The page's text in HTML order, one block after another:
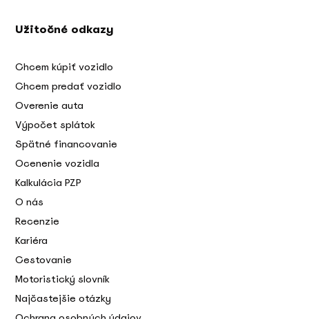
Užitočné odkazy
Chcem kúpiť vozidlo
Chcem predať vozidlo
Overenie auta
Výpočet splátok
Spätné financovanie
Ocenenie vozidla
Kalkulácia PZP
O nás
Recenzie
Kariéra
Cestovanie
Motoristický slovník
Najčastejšie otázky